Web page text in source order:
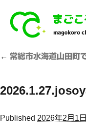
← 常総市水海道山田町
Published 2026年2月1日